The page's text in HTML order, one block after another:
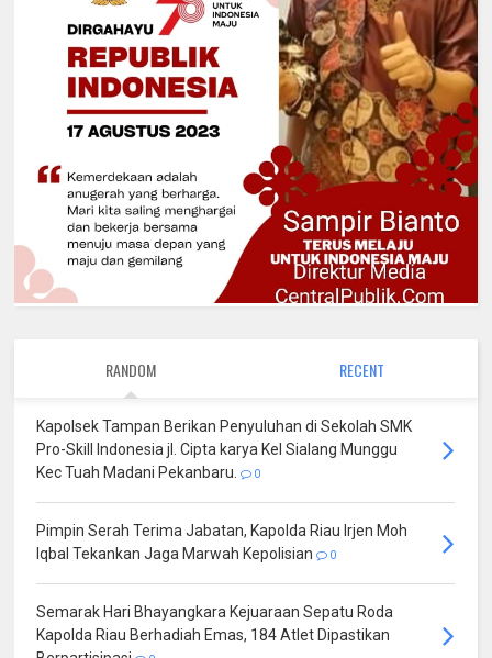
RANDOM RECENT
Kapolsek Tampan Berikan Penyuluhan di Sekolah SMK
Pro-Skill Indonesia jl. Cipta karya Kel Sialang Munggu
Kec Tuah Madani Pekanbaru.
0
Pimpin Serah Terima Jabatan, Kapolda Riau Irjen Moh
Iqbal Tekankan Jaga Marwah Kepolisian
0
Semarak Hari Bhayangkara Kejuaraan Sepatu Roda
Kapolda Riau Berhadiah Emas, 184 Atlet Dipastikan